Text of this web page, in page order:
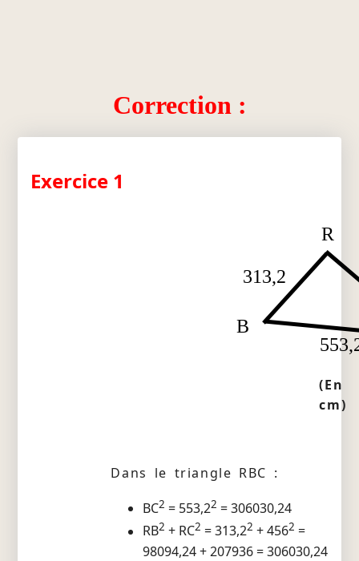
Correction :
Exercice 1
R
B
313,2
(En
cm)
Dans le triangle RBC :
BC2 = 553,22 = 306030,24
RB2 + RC2 = 313,22 + 4562 =
98094,24 + 207936 = 306030,24